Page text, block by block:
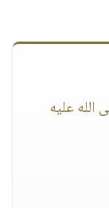
الله عليه